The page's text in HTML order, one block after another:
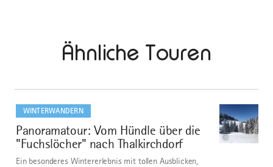
Ähnliche Touren
WINTERWANDERN
1
Panoramatour: Vom Hündle über die
"Fuchslöcher" nach Thalkirchdorf
©
Ein besonderes Wintererlebnis mit tollen Ausblicken,
dazu